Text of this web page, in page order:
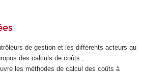
de gestion et les différents acteurs au
des calculs de coûts ;
les méthodes de calcul des coûts à